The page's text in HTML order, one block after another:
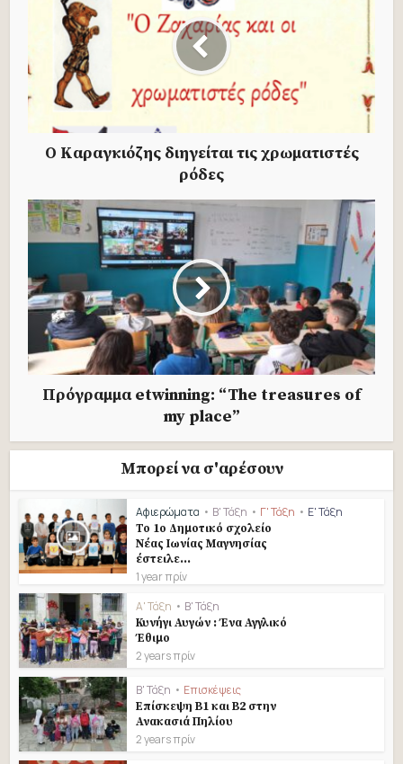
Ο Καραγκιόζης διηγείται τις χρωματιστές
ρόδες
Πρόγραμμα etwinning: “The treasures of
my place”
Μπορεί να σ'αρέσουν
Αφιερώματα • Β' Τάξη • Γ' Τάξη • Ε' Τάξη
Το 1ο Δημοτικό σχολείο
Νέας Ιωνίας Μαγνησίας
έστειλε...
1 year πρίν
Α' Τάξη • Β' Τάξη
Κυνήγι Αυγών : Ένα Αγγλικό
Έθιμο
2 years πρίν
Β' Τάξη • Επισκέψεις
Επίσκεψη Β1 και Β2 στην
Ανακασιά Πηλίου
2 years πρίν